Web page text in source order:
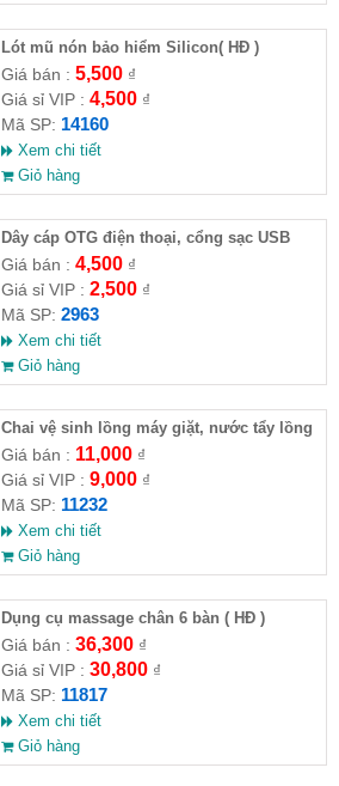
Lót mũ nón bảo hiểm Silicon( HĐ )
Giá bán : 5,500₫
Giá sỉ VIP : 4,500₫
Mã SP: 14160
Xem chi tiết
Giỏ hàng
Dây cáp OTG điện thoại, cổng sạc USB
Giá bán : 4,500₫
Giá sỉ VIP : 2,500₫
Mã SP: 2963
Xem chi tiết
Giỏ hàng
Chai vệ sinh lồng máy giặt, nước tẩy lồng
máy giặt CLEANING FLUID
Giá bán : 11,000₫
Giá sỉ VIP : 9,000₫
Mã SP: 11232
Xem chi tiết
Giỏ hàng
Dụng cụ massage chân 6 bàn ( HĐ )
Giá bán : 36,300₫
Giá sỉ VIP : 30,800₫
Mã SP: 11817
Xem chi tiết
Giỏ hàng